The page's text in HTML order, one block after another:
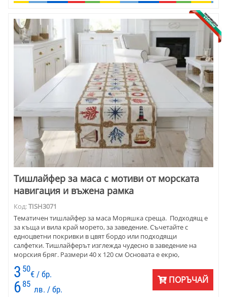
Тишлайфер за маса с мотиви от морската
навигация и въжена рамка
Код:TISH3071
Тематичен тишлайфер за маса Моряшка среща. Подходящ е
за къща и вила край морето, за заведение. Съчетайте с
едноцветни покривки в цвят бордо или подходящи
салфетки. Тишлайферът изглежда чудесно в заведение на
морския бряг. Размери 40 х 120 см Основата е екрю,
картинките са в наситен бордо цвят. Материята е съчетание от
памук и полиестер.
3 50
€ / бр.
6 85
лв. / бр.
ПОРЪЧАЙ